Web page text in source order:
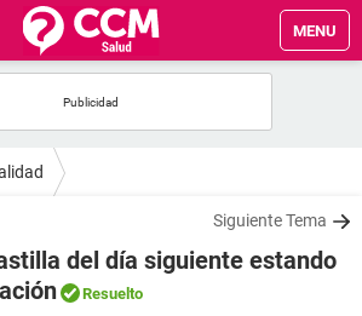
MENU
Siguiente Tema
del día siguiente estando
Resuelto